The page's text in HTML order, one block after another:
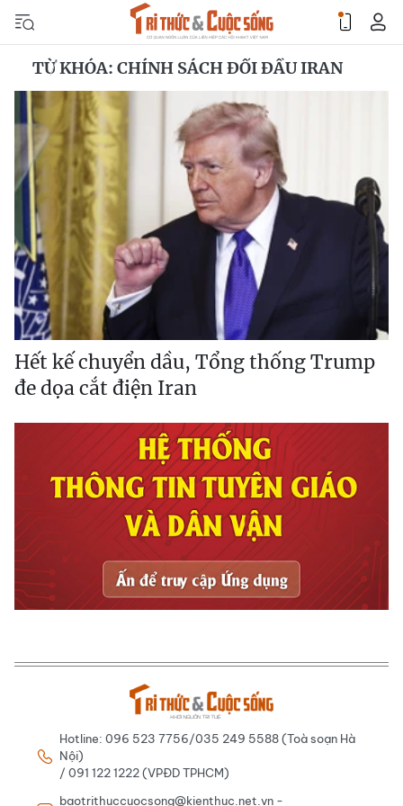
TỪ KHÓA: CHÍNH SÁCH ĐỐI ĐẦU IRAN
Hết kế chuyển dầu, Tổng thống Trump
đe dọa cắt điện Iran
Hotline: 096 523 7756/035 249 5588 (Toà soạn Hà
Nội)
/ 091 122 1222 (VPĐD TPHCM)
baotrithuccuocsong@kienthuc.net.vn -